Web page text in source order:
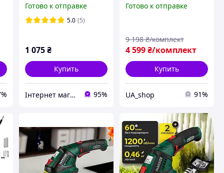
электрический
садовый триммер,
Готово к отправке
5.0 (5)
1 075 ₴
Купить
Інтернет магазин GermanTeh 95%
Аккумуляторный
для обрезки растений
Готово к отправке
4 599₴/комплект
9 198 ₴/комплект
Купить
UA_shop 91%